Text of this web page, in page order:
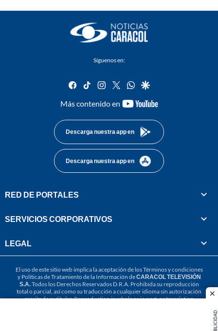
PUBLICIDAD
Síguenos en:
facebook
tiktok instagram
twitterwhatsapp
google
Más contenido en
youtube-
Descarga nuestra app en
Descarga nuestra app en
RED DE PORTALES
SERVICIOS CORPORATIVOS
LEGAL
El uso de este sitio web implica la aceptación de losTérminos y condiciones
y Políticas de Tratamiento de la Información deCARACOL TELEVISIÓN
S.A.Todos los Derechos Reservados D.R.A. Prohibida su reproducción
total o parcial, así como su traducción a cualquier idioma sin autorización
escrita de su titular. Reproduction in whole or in part, or translation